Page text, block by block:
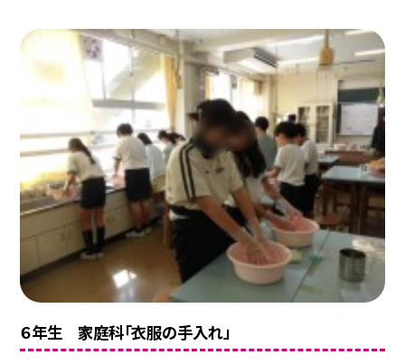
６年生 家庭科「衣服の手入れ」